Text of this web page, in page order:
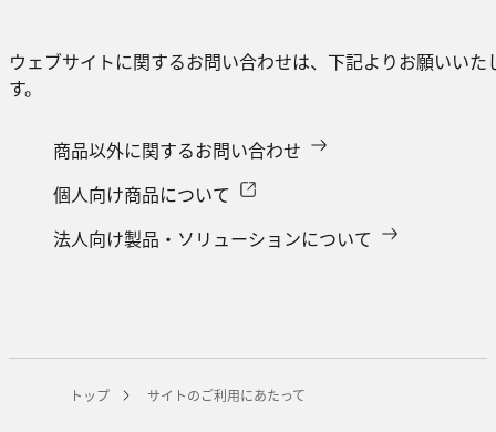
ウェブサイトに関するお問い合わせは、下記よりお願いいた
す。
商品以外に関するお問い合わせ​
個人向け商品について
法人向け製品・ソリューションについて
トップ サイトのご利用にあたって